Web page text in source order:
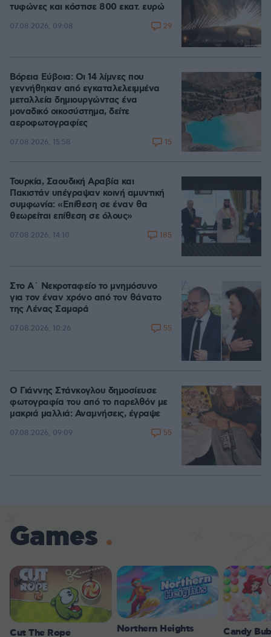
τυφώνες και κόστισε 800 εκατ. ευρώ
07.08.2026, 09:08 29
Βόρεια Εύβοια: Οι 14 λίμνες που
γεννήθηκαν από εγκαταλελειμμένα
μεταλλεία δημιουργώντας ένα
μοναδικό οικοσύστημα, δείτε
αεροφωτογραφίες
07.08.2026, 15:58 15
Τουρκία, Σαουδική Αραβία και
Πακιστάν υπέγραψαν κοινή αμυντική
συμφωνία: «Επίθεση σε έναν θα
θεωρείται επίθεση σε όλους»
07.08.2026, 14:10 185
Στο Α΄ Νεκροταφείο το μνημόσυνο
για τον έναν χρόνο από τον θάνατο
της Λένας Σαμαρά
07.08.2026, 10:26 55
Ο Γιάννης Στάνκογλου δημοσίευσε
φωτογραφία του από το παρελθόν με
μακριά μαλλιά: Αναμνήσεις, έγραψε
07.08.2026, 09:09 55
Games
Cut The Rope Northern Heights Candy